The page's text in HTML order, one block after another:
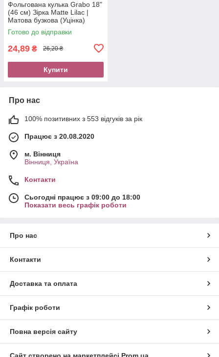
Фольгована кулька Grabo 18"
(46 см) Зірка Matte Lilac |
Матова бузкова (Уцінка)
Готово до відправки
24,89 ₴ 26,20 ₴
Купити
Про нас
100% позитивних з 553 відгуків за рік
Працює з 20.08.2020
м. Вінниця
Вінниця, Україна
Контакти
Сьогодні працює з 09:00 до 18:00
Показати весь графік роботи
Про нас
Контакти
Доставка та оплата
Графік роботи
Повна версія сайту